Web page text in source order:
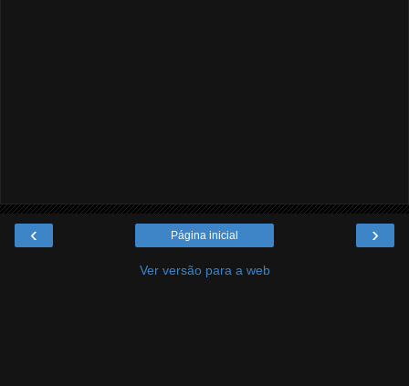
‹ ›
Página inicial
Ver versão para a web